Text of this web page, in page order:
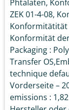
Phtalaten,
ZEK 01-4-08,
Konformitätität
Konformität
Packaging :
Transfer
technique
Vorderseite –
emissions :